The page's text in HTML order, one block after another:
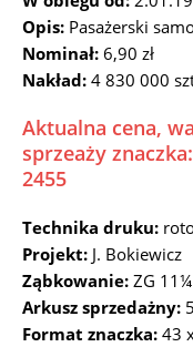
Opis: Pasażerski
Nominał: 6,90 zł
Nakład: 4 830 000
Aktualna cena,
sprzeaży
2455
Technika druku:
Projekt: J. Bokiewicz
Ząbkowanie: ZG
Arkusz sprzedażny:
Format znaczka: 43